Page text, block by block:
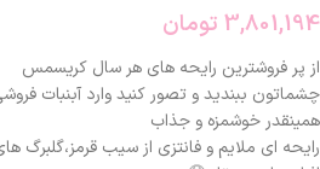
3,801,194 تومان
از پر فروشترین رایحه های هر سال کریسمس
چشماتون ببندید و تصور کنید وارد آبنبات
همینقدر خوشمزه و جذاب
رایحه ای ملایم و فانتزی از سیب قرمز،گلبرگ